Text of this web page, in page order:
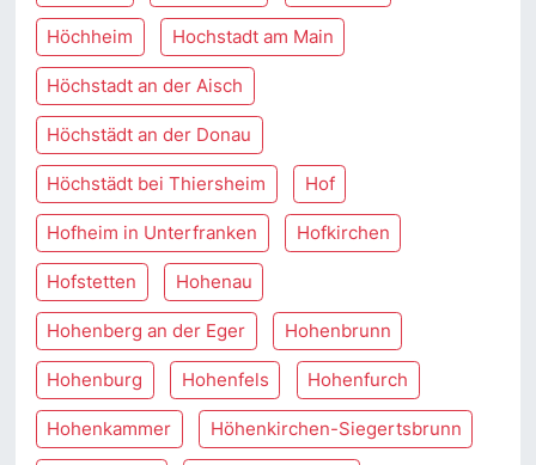
Höchheim Hochstadt am Main
Höchstadt an der Aisch
Höchstädt an der Donau
Höchstädt bei Thiersheim Hof
Hofheim in Unterfranken Hofkirchen
Hofstetten Hohenau
Hohenberg an der Eger Hohenbrunn
Hohenburg Hohenfels Hohenfurch
Hohenkammer Höhenkirchen-Siegertsbrunn